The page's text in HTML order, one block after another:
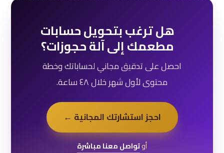
هل ترغب بتحويل حسابات
مطعمك إلى آلة حجوزات؟
احصل على تدقيق مجاني لحساباتك وخطة
محتوى لأول شهر خلال ٤٨ ساعة.
احجز استشارتك المجانية ←
أوتواصل معنا مباشرة